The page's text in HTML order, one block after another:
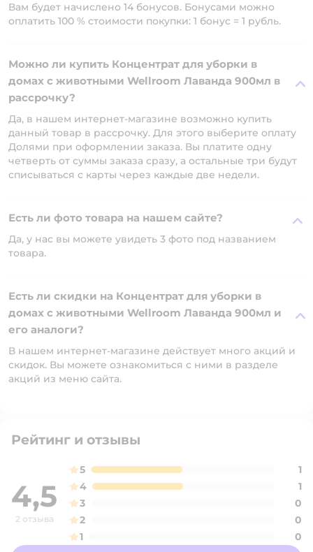
Вам будет начислено 14 бонусов. Бонусами можно
оплатить 100 % стоимости покупки: 1 бонус = 1 рубль.
Можно ли купить Концентрат для уборки в
домах с животными Wellroom Лаванда 900мл в
рассрочку?
Да, в нашем интернет-магазине возможно купить
данный товар в рассрочку. Для этого выберите оплату
Долями при оформлении заказа. Вы платите одну
четверть от суммы заказа сразу, а остальные три будут
списываться с карты через каждые две недели.
Есть ли фото товара на нашем сайте?
Да, у нас вы можете увидеть 3 фото под названием
товара.
Есть ли скидки на Концентрат для уборки в
домах с животными Wellroom Лаванда 900мл и
его аналоги?
В нашем интернет-магазине действует много акций и
скидок. Вы можете ознакомиться с ними в разделе
акций из меню сайта.
Рейтинг и отзывы
4,5
2 отзыва
5
1
4
1
3
0
2
0
1
0